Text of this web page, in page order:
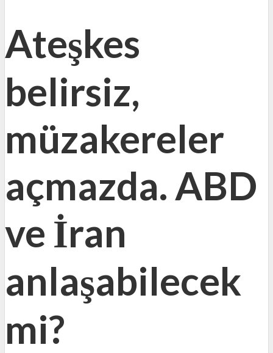
Ateşkes
belirsiz,
müzakereler
açmazda. ABD
ve İran
anlaşabilecek
mi?